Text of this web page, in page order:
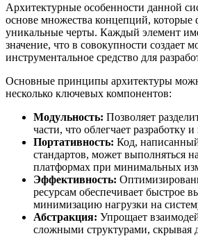
Архитектурные особенности данной
основе множества концепций, которые
уникальные черты. Каждый элемент
значение, что в совокупности создает
инструментальное средство для
Основные принципы архитектуры
несколько ключевых компонентов:
Модульность: Позволяет
части, что облегчает разработку
Портативность: Код,
стандартов, может выполняться
платформах при минимальных
Эффективность:
ресурсам обеспечивает быстрое
минимизацию нагрузки на
Абстракция: Упрощает
сложными структурами, скрывая